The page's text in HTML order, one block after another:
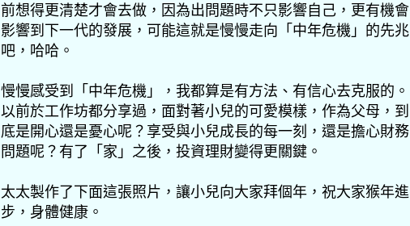
前想得更清楚才會去做，因為出問題時不只影響自己，更有機會
影響到下一代的發展，可能這就是慢慢走向「中年危機」的先兆
吧，哈哈。
慢慢感受到「中年危機」，我都算是有方法、有信心去克服的。
以前於工作坊都分享過，面對著小兒的可愛模樣，作為父母，到
底是開心還是憂心呢？享受與小兒成長的每一刻，還是擔心財務
問題呢？有了「家」之後，投資理財變得更關鍵。
太太製作了下面這張照片，讓小兒向大家拜個年，祝大家猴年進
步，身體健康。